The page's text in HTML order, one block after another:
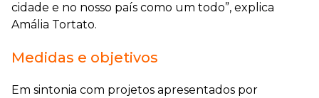
cidade e no nosso país como um todo”, explica
Amália Tortato.
Medidas e objetivos
Em sintonia com projetos apresentados por